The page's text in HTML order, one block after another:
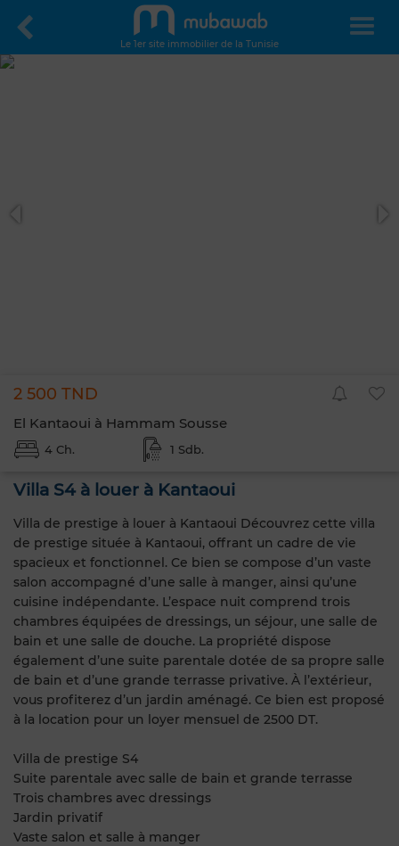
Le 1er site immobilier de la Tunisie
2 500 TND
El Kantaoui à Hammam Sousse
4 Ch. 1 Sdb.
Villa S4 à louer à Kantaoui
Villa de prestige à louer à Kantaoui Découvrez cette villa
de prestige située à Kantaoui, offrant un cadre de vie
spacieux et fonctionnel. Ce bien se compose d’un vaste
salon accompagné d’une salle à manger, ainsi qu’une
cuisine indépendante. L’espace nuit comprend trois
chambres équipées de dressings, un séjour, une salle de
bain et une salle de douche. La propriété dispose
également d’une suite parentale dotée de sa propre salle
de bain et d’une grande terrasse privative. À l’extérieur,
vous profiterez d’un jardin aménagé. Ce bien est proposé
à la location pour un loyer mensuel de 2500 DT.
Villa de prestige S4
Suite parentale avec salle de bain et grande terrasse
Trois chambres avec dressings
Jardin privatif
Vaste salon et salle à manger